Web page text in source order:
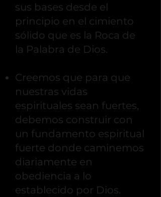
sus bases desde el
principio en el cimiento
sólido que es la Roca de
la Palabra de Dios.
Creemos que para que
nuestras vidas
espirituales sean fuertes,
debemos construir con
un fundamento espiritual
fuerte donde caminemos
diariamente en
obediencia a lo
establecido por Dios.